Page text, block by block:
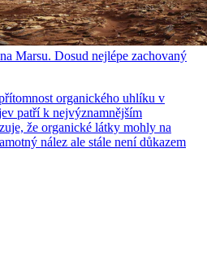
Marsu. Dosud nejlépe zachovaný
organického uhlíku v
patří k nejvýznamnějším
že organické látky mohly na
nález ale stále není důkazem